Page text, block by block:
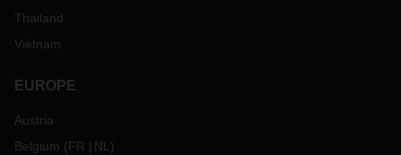
Thailand
Vietnam
EUROPE
Austria
Belgium (FR NL )